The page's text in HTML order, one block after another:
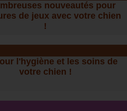
nouveautés pour
de jeux avec votre chien
!
l'hygiène et les soins de
votre chien !